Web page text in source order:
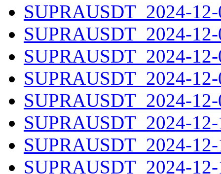
SUPRAUSDT_2024-12-
SUPRAUSDT_2024-12-
SUPRAUSDT_2024-12-
SUPRAUSDT_2024-12-
SUPRAUSDT_2024-12-
SUPRAUSDT_2024-12-
SUPRAUSDT_2024-12-
SUPRAUSDT_2024-12-